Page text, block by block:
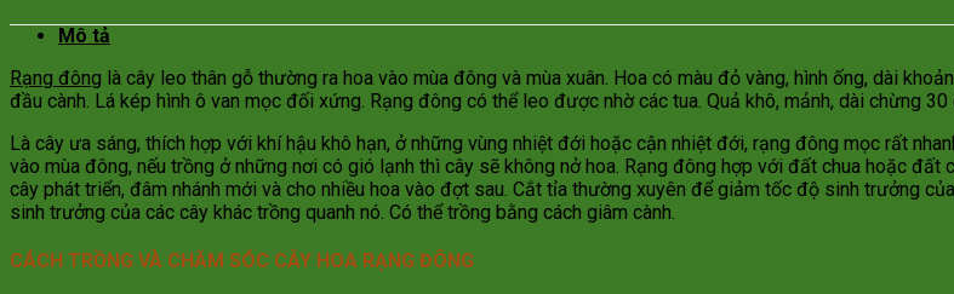
Mô tả
Rạng đông là cây leo thân gỗ thường ra hoa vào mùa đông và mùa xuân. Hoa có màu đỏ vàng, hình ống, dài
đầu cành. Lá kép hình ô van mọc đối xứng. Rạng đông có thể leo được nhờ các tua. Quả khô, mảnh, dài chừng 30
Là cây ưa sáng, thích hợp với khí hậu khô hạn, ở những vùng nhiệt đới hoặc cận nhiệt đới, rạng đông mọc rất
vào mùa đông, nếu trồng ở những nơi có gió lạnh thì cây sẽ không nở hoa. Rạng đông hợp với đất chua hoặc đất
cây phát triển, đâm nhánh mới và cho nhiều hoa vào đợt sau. Cắt tỉa thường xuyên để giảm tốc độ sinh trưởng
sinh trưởng của các cây khác trồng quanh nó. Có thể trồng bằng cách giâm cành.
CÁCH TRỒNG VÀ CHĂM SÓC CÂY HOA RẠNG ĐÔNG